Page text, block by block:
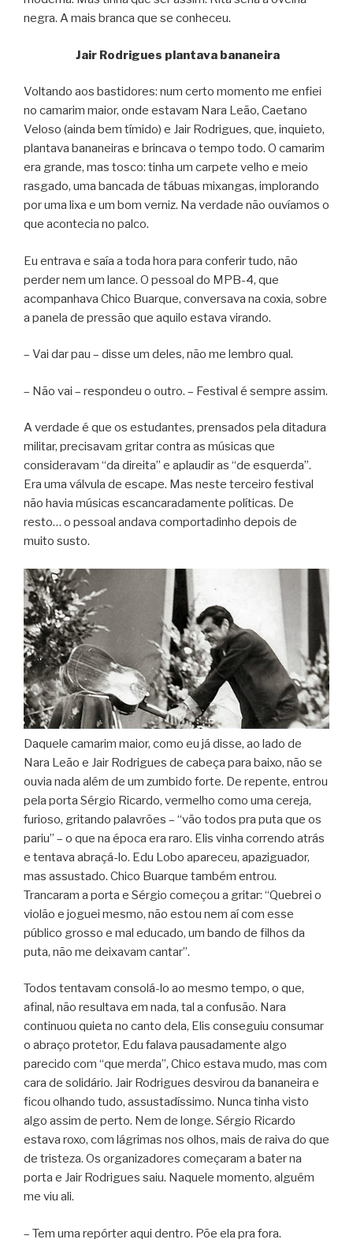
negra. A mais branca que se conheceu.
Jair Rodrigues plantava bananeira
Voltando aos bastidores: num certo momento me enfiei
no camarim maior, onde estavam Nara Leão, Caetano
Veloso (ainda bem tímido) e Jair Rodrigues, que, inquieto,
plantava bananeiras e brincava o tempo todo. O camarim
era grande, mas tosco: tinha um carpete velho e meio
rasgado, uma bancada de tábuas mixangas, implorando
por uma lixa e um bom verniz. Na verdade não ouvíamos o
que acontecia no palco.
Eu entrava e saía a toda hora para conferir tudo, não
perder nem um lance. O pessoal do MPB-4, que
acompanhava Chico Buarque, conversava na coxia, sobre
a panela de pressão que aquilo estava virando.
– Vai dar pau – disse um deles, não me lembro qual.
– Não vai – respondeu o outro. – Festival é sempre assim.
A verdade é que os estudantes, prensados pela ditadura
militar, precisavam gritar contra as músicas que
consideravam “da direita” e aplaudir as “de esquerda”.
Era uma válvula de escape. Mas neste terceiro festival
não havia músicas escancaradamente políticas. De
resto… o pessoal andava comportadinho depois de
muito susto.
Daquele camarim maior, como eu já disse, ao lado de
Nara Leão e Jair Rodrigues de cabeça para baixo, não se
ouvia nada além de um zumbido forte. De repente, entrou
pela porta Sérgio Ricardo, vermelho como uma cereja,
furioso, gritando palavrões – “vão todos pra puta que os
pariu” – o que na época era raro. Elis vinha correndo atrás
e tentava abraçá-lo. Edu Lobo apareceu, apaziguador,
mas assustado. Chico Buarque também entrou.
Trancaram a porta e Sérgio começou a gritar: “Quebrei o
violão e joguei mesmo, não estou nem aí com esse
público grosso e mal educado, um bando de filhos da
puta, não me deixavam cantar”.
Todos tentavam consolá-lo ao mesmo tempo, o que,
afinal, não resultava em nada, tal a confusão. Nara
continuou quieta no canto dela, Elis conseguiu consumar
o abraço protetor, Edu falava pausadamente algo
parecido com “que merda”, Chico estava mudo, mas com
cara de solidário. Jair Rodrigues desvirou da bananeira e
ficou olhando tudo, assustadíssimo. Nunca tinha visto
algo assim de perto. Nem de longe. Sérgio Ricardo
estava roxo, com lágrimas nos olhos, mais de raiva do que
de tristeza. Os organizadores começaram a bater na
porta e Jair Rodrigues saiu. Naquele momento, alguém
me viu ali.
– Tem uma repórter aqui dentro. Põe ela pra fora.